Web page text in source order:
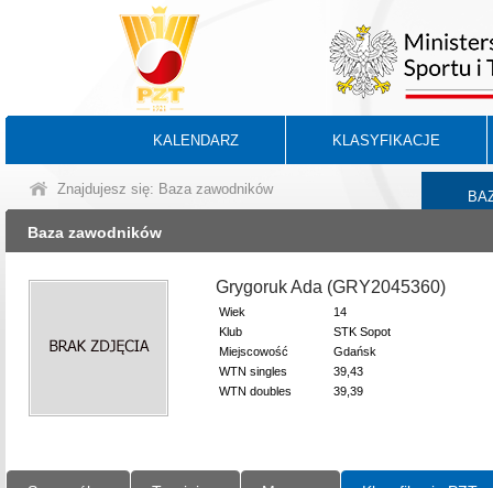
KALENDARZ KLASYFIKACJE
Znajdujesz się: Baza zawodników
Baza zawodników
Grygoruk Ada (GRY2045360)
Wiek
14
Klub
STK Sopot
Miejscowość
Gdańsk
WTN singles
39,43
WTN doubles
39,39